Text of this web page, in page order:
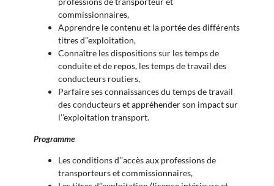
commissionnaires,
Apprendre le contenu et la portée des différents
titres d’’exploitation,
Connaître les dispositions sur les temps de
conduite et de repos, les temps de travail des
conducteurs routiers,
Parfaire ses connaissances du temps de travail
des conducteurs et appréhender son impact sur
l’’exploitation transport.
Programme
Les conditions d’’accès aux professions de
transporteurs et commissionnaires,